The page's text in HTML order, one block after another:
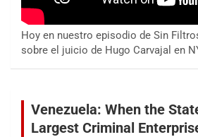
Hoy en nuestro episodio de Sin
sobre el juicio de Hugo Carvajal en
Venezuela: When the
Largest Criminal